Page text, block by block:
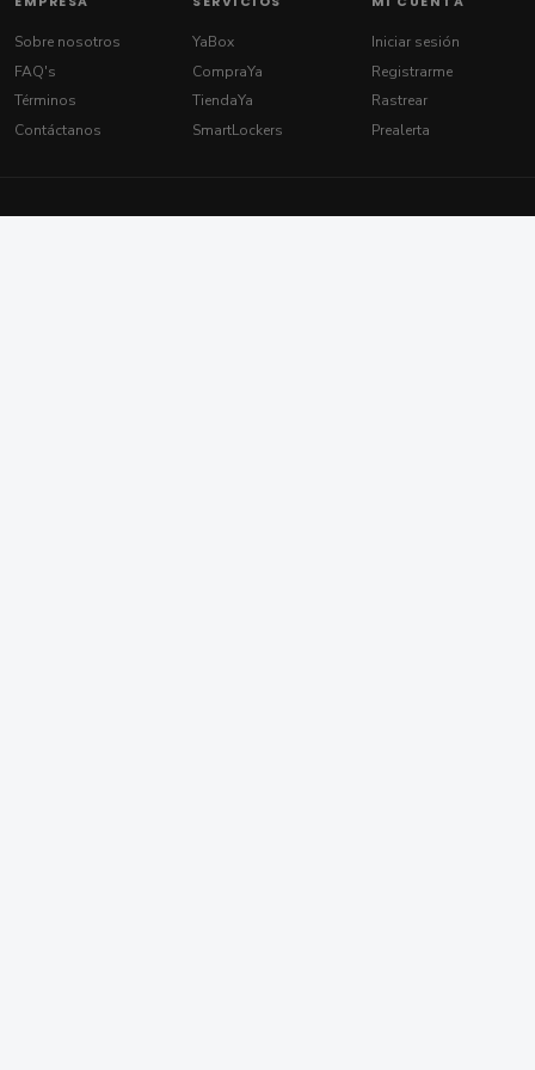
Sobre nosotros
FAQ's
Términos
Contáctanos
YaBox
CompraYa
TiendaYa
SmartLockers
Iniciar sesión
Registrarme
Rastrear
Prealerta